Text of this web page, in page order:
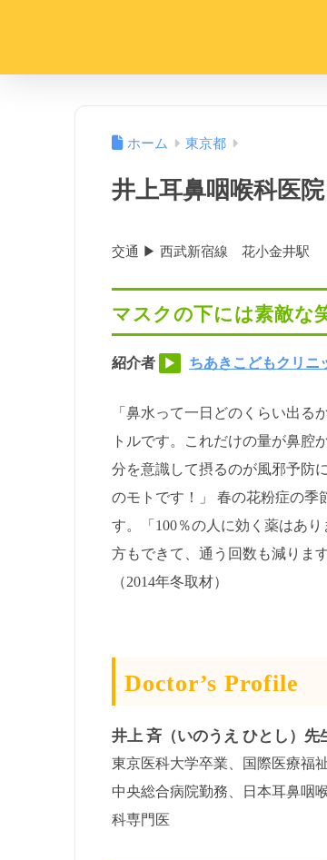
ホーム 東京都
井上耳鼻咽喉科医
交通 ▶︎ 西武新宿線 花小金井駅
マスクの下には素敵な
紹介者 ▶︎ ちあきこどもクリニ
「鼻水って一日どのくらい出
トルです。これだけの量が鼻腔
分を意識して摂るのが風邪予防
のモトです！」 春の花粉症の季
す。「100％の人に効く薬はあ
方もできて、通う回数も減りま
（2014年冬取材）
Doctor’s Profile
井上 斉（いのうえ ひとし）先
東京医科大学卒業、国際医療福
中央総合病院勤務、日本耳鼻咽
科専門医